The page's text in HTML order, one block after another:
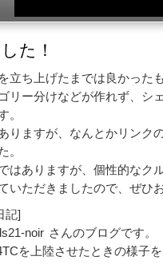
た！
立ち上げたまでは良かった
リー分けなどが作れず、シ
。
りますが、なんとかリンク
。
はありますが、個性的なク
いただきましたので、ぜひ
記]
noir さんのブログです。
を上陸させたときの様子